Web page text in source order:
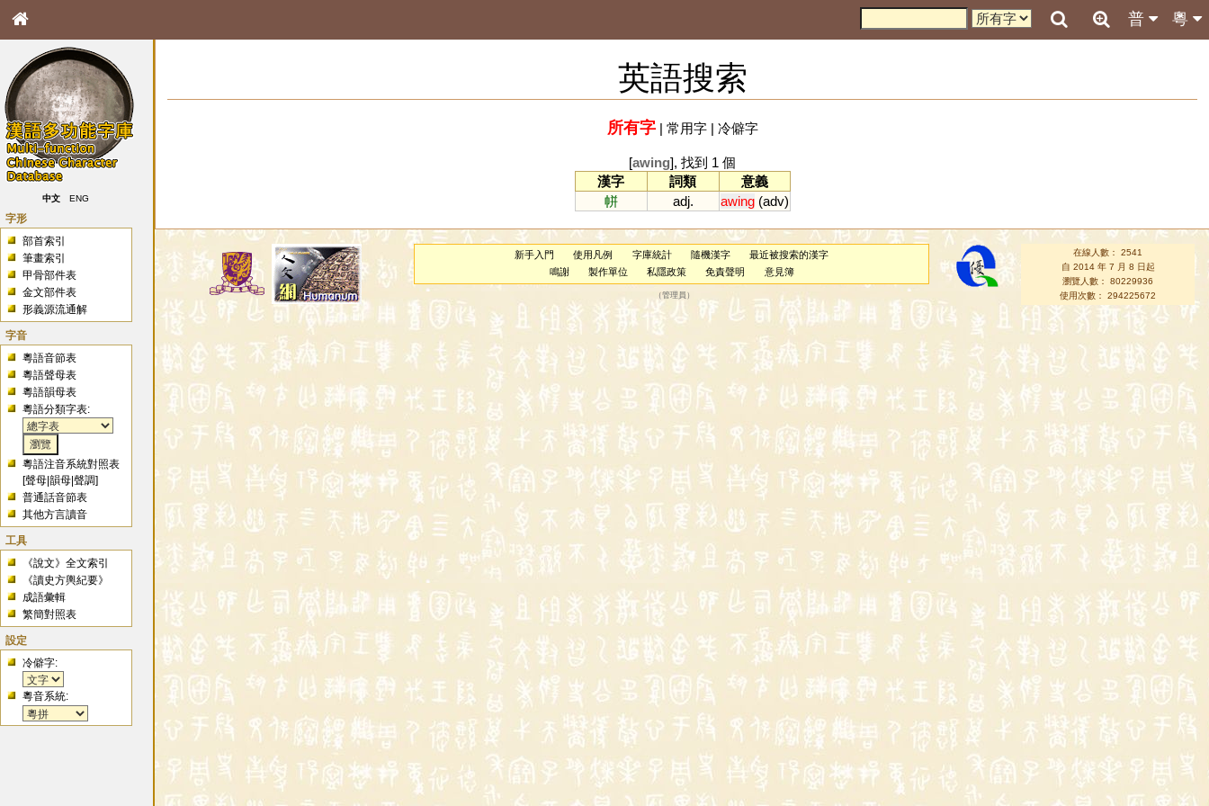
粵
普
中文 ENG
字形
部首索引
筆畫索引
甲骨部件表
金文部件表
形義源流通解
字音
粵語音節表
粵語聲母表
粵語韻母表
粵語分類字表:
粵語注音系統對照表
[聲母 |韻母 |聲調]
普通話音節表
其他方言讀音
工具
《說文》全文索引
《讀史方輿紀要》
成語彙輯
繁簡對照表
設定
冷僻字:
粵音系統:
英語搜索
所有字| 常用字| 冷僻字
[awing], 找到 1 個
漢字
詞類
意義
帡
adj. awing(adv)
新手入門 使用凡例 字庫統計 隨機漢字
最近被搜索的漢字
鳴謝
製作單位 私隱政策 免責聲明 意見簿
（管理員 ）
在線人數： 2541
自 2014 年 7 月 8 日起
瀏覽人數： 80229936
使用次數： 294225672